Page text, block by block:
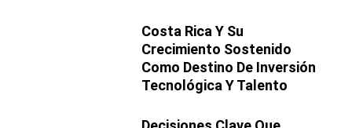
Costa Rica Y Su
Crecimiento Sostenido
Como Destino De Inversión
Tecnológica Y Talento